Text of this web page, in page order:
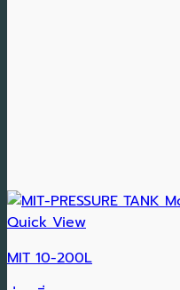
Quick View
MIT 10-200L